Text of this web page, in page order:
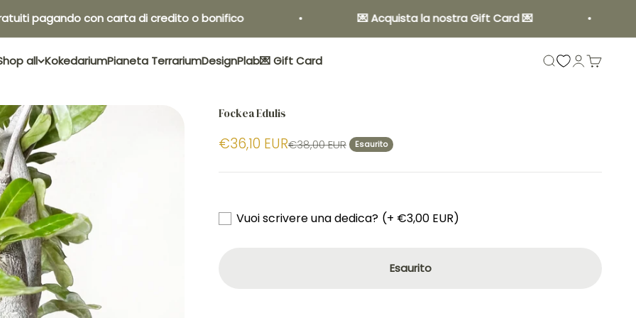
con carta di credito o bonifico 💌 Acquista la nostra Gift Card 💌
all KokedariumPianeta TerrariumDesignPlab💌 Gift Card Mostra il menu di
Mostra
Mostra il
Fockea Edulis
€36,10 EUR€38,00 EUR Esaurito
Vuoi scrivere una dedica? (+ €3,00 EUR)
Esaurito